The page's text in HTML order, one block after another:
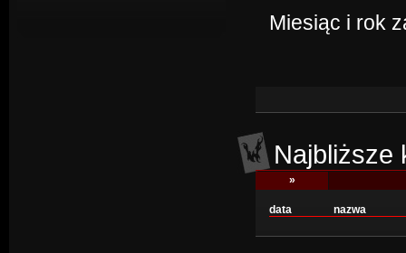
Miesiąc i rok
Najbliższe
»
data nazwa